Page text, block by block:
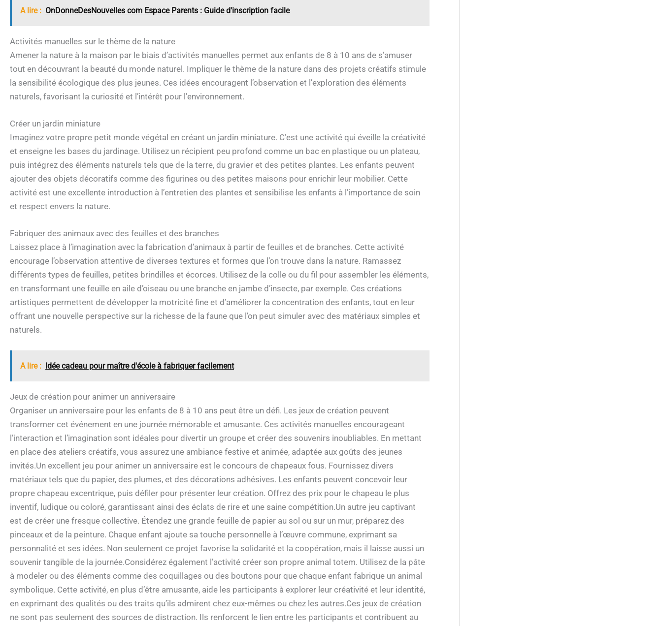
A lire : OnDonneDesNouvelles com Espace Parents : Guide d'inscription facile
Activités manuelles sur le thème de la nature
Amener la nature à la maison par le biais d’activités manuelles permet aux enfants de 8 à 10 ans de s’amuser
tout en découvrant la beauté du monde naturel. Impliquer le thème de la nature dans des projets créatifs stimule
la sensibilité écologique des plus jeunes. Ces idées encouragent l’observation et l’exploration des éléments
naturels, favorisant la curiosité et l’intérêt pour l’environnement.
Créer un jardin miniature
Imaginez votre propre petit monde végétal en créant un jardin miniature. C’est une activité qui éveille la créativité
et enseigne les bases du jardinage. Utilisez un récipient peu profond comme un bac en plastique ou un plateau,
puis intégrez des éléments naturels tels que de la terre, du gravier et des petites plantes. Les enfants peuvent
ajouter des objets décoratifs comme des figurines ou des petites maisons pour enrichir leur mobilier. Cette
activité est une excellente introduction à l’entretien des plantes et sensibilise les enfants à l’importance de soin
et respect envers la nature.
Fabriquer des animaux avec des feuilles et des branches
Laissez place à l’imagination avec la fabrication d’animaux à partir de feuilles et de branches. Cette activité
encourage l’observation attentive de diverses textures et formes que l’on trouve dans la nature. Ramassez
différents types de feuilles, petites brindilles et écorces. Utilisez de la colle ou du fil pour assembler les éléments,
en transformant une feuille en aile d’oiseau ou une branche en jambe d’insecte, par exemple. Ces créations
artistiques permettent de développer la motricité fine et d’améliorer la concentration des enfants, tout en leur
offrant une nouvelle perspective sur la richesse de la faune que l’on peut simuler avec des matériaux simples et
naturels.
A lire : Idée cadeau pour maître d'école à fabriquer facilement
Jeux de création pour animer un anniversaire
Organiser un anniversaire pour les enfants de 8 à 10 ans peut être un défi. Les jeux de création peuvent
transformer cet événement en une journée mémorable et amusante. Ces activités manuelles encourageant
l’interaction et l’imagination sont idéales pour divertir un groupe et créer des souvenirs inoubliables. En mettant
en place des ateliers créatifs, vous assurez une ambiance festive et animée, adaptée aux goûts des jeunes
invités.Un excellent jeu pour animer un anniversaire est le concours de chapeaux fous. Fournissez divers
matériaux tels que du papier, des plumes, et des décorations adhésives. Les enfants peuvent concevoir leur
propre chapeau excentrique, puis défiler pour présenter leur création. Offrez des prix pour le chapeau le plus
inventif, ludique ou coloré, garantissant ainsi des éclats de rire et une saine compétition.Un autre jeu captivant
est de créer une fresque collective. Étendez une grande feuille de papier au sol ou sur un mur, préparez des
pinceaux et de la peinture. Chaque enfant ajoute sa touche personnelle à l’œuvre commune, exprimant sa
personnalité et ses idées. Non seulement ce projet favorise la solidarité et la coopération, mais il laisse aussi un
souvenir tangible de la journée.Considérez également l’activité créer son propre animal totem. Utilisez de la pâte
à modeler ou des éléments comme des coquillages ou des boutons pour que chaque enfant fabrique un animal
symbolique. Cette activité, en plus d’être amusante, aide les participants à explorer leur créativité et leur identité,
en exprimant des qualités ou des traits qu’ils admirent chez eux-mêmes ou chez les autres.Ces jeux de création
ne sont pas seulement des sources de distraction. Ils renforcent le lien entre les participants et contribuent au